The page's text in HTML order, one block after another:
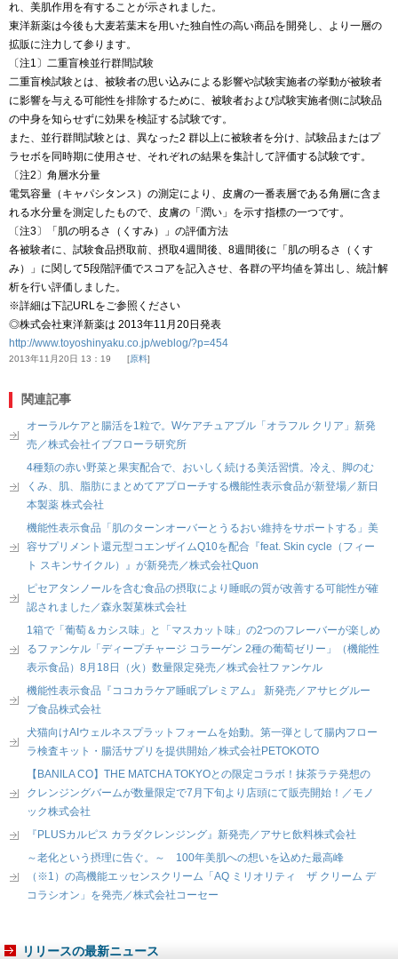
れ、美肌作用を有することが示されました。
東洋新薬は今後も大麦若葉末を用いた独自性の高い商品を開発し、より一層の
拡販に注力して参ります。
〔注1〕二重盲検並行群間試験
二重盲検試験とは、被験者の思い込みによる影響や試験実施者の挙動が被験者
に影響を与える可能性を排除するために、被験者および試験実施者側に試験品
の中身を知らせずに効果を検証する試験です。
また、並行群間試験とは、異なった2 群以上に被験者を分け、試験品またはプ
ラセボを同時期に使用させ、それぞれの結果を集計して評価する試験です。
〔注2〕角層水分量
電気容量（キャパシタンス）の測定により、皮膚の一番表層である角層に含ま
れる水分量を測定したもので、皮膚の「潤い」を示す指標の一つです。
〔注3〕「肌の明るさ（くすみ）」の評価方法
各被験者に、試験食品摂取前、摂取4週間後、8週間後に「肌の明るさ（くす
み）」に関して5段階評価でスコアを記入させ、各群の平均値を算出し、統計解
析を行い評価しました。
※詳細は下記URLをご参照ください
◎株式会社東洋新薬は 2013年11月20日発表
http://www.toyoshinyaku.co.jp/weblog/?p=454
2013年11月20日 13：19 原料
関連記事
オーラルケアと腸活を1粒で。Wケアチュアブル「オラフル クリア」新発
売／株式会社イブフローラ研究所
4種類の赤い野菜と果実配合で、おいしく続ける美活習慣。冷え、脚のむ
くみ、肌、脂肪にまとめてアプローチする機能性表示食品が新登場／新日
本製薬 株式会社
機能性表示食品「肌のターンオーバーとうるおい維持をサポートする」美
容サプリメント還元型コエンザイムQ10を配合『feat. Skin cycle（フィー
ト スキンサイクル）』が新発売／株式会社Quon
ピセアタンノールを含む食品の摂取により睡眠の質が改善する可能性が確
認されました／森永製菓株式会社
1箱で「葡萄＆カシス味」と「マスカット味」の2つのフレーバーが楽しめ
るファンケル「ディープチャージ コラーゲン 2種の葡萄ゼリー」（機能性
表示食品）8月18日（火）数量限定発売／株式会社ファンケル
機能性表示食品『ココカラケア睡眠プレミアム』 新発売／アサヒグルー
プ食品株式会社
犬猫向けAIウェルネスプラットフォームを始動。第一弾として腸内フロー
ラ検査キット・腸活サプリを提供開始／株式会社PETOKOTO
【BANILA CO】THE MATCHA TOKYOとの限定コラボ！抹茶ラテ発想の
クレンジングバームが数量限定で7月下旬より店頭にて販売開始！／モノ
ック株式会社
『PLUSカルピス カラダクレンジング』新発売／アサヒ飲料株式会社
～老化という摂理に告ぐ。～ 100年美肌への想いを込めた最高峰
（※1）の高機能エッセンスクリーム「AQ ミリオリティ ザ クリーム デ
コラシオン」を発売／株式会社コーセー
リリースの最新ニュース